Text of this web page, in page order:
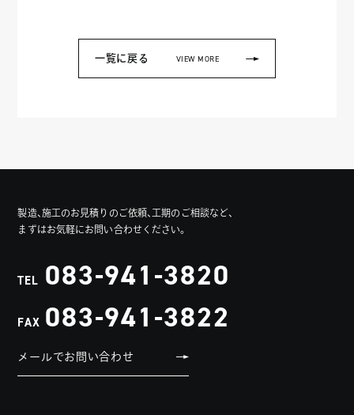
一覧に戻る VIEW MORE
製造、施工のお見積りのご依頼、工期のご相談など、
まずはお気軽にお問い合わせください。
TEL 083-941-3820
FAX 083-941-3822
メールでお問い合わせ